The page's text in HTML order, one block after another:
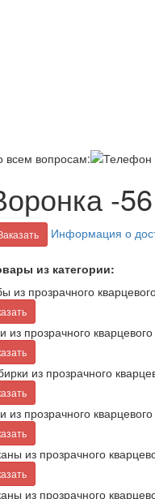
всем вопросам:
-56
Информация о
из категории:
из прозрачного
из прозрачного
из прозрачного
из прозрачного
из прозрачного
из прозрачного